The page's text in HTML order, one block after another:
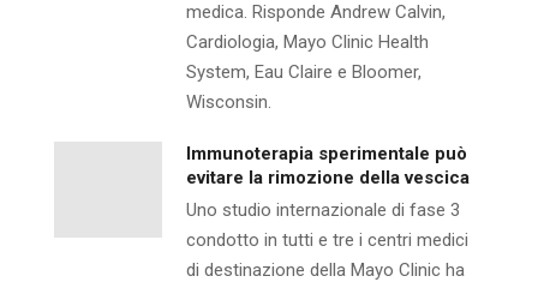
medica. Risponde Andrew Calvin,
Cardiologia, Mayo Clinic Health
System, Eau Claire e Bloomer,
Wisconsin.
Immunoterapia sperimentale può
evitare la rimozione della vescica
Uno studio internazionale di fase 3
condotto in tutti e tre i centri medici
di destinazione della Mayo Clinic ha